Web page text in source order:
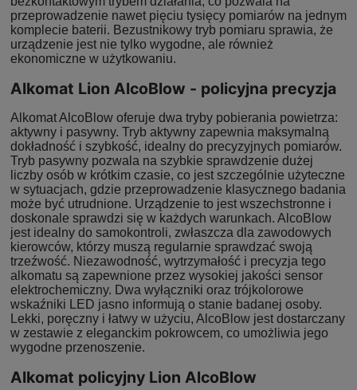
przeprowadzenie nawet pięciu tysięcy pomiarów na jednym
komplecie baterii. Bezustnikowy tryb pomiaru sprawia, że
urządzenie jest nie tylko wygodne, ale również
ekonomiczne w użytkowaniu.
Alkomat Lion AlcoBlow - policyjna precyzja
Alkomat AlcoBlow oferuje dwa tryby pobierania powietrza:
aktywny i pasywny. Tryb aktywny zapewnia maksymalną
dokładność i szybkość, idealny do precyzyjnych pomiarów.
Tryb pasywny pozwala na szybkie sprawdzenie dużej
liczby osób w krótkim czasie, co jest szczególnie użyteczne
w sytuacjach, gdzie przeprowadzenie klasycznego badania
może być utrudnione. Urządzenie to jest wszechstronne i
doskonale sprawdzi się w każdych warunkach. AlcoBlow
jest idealny do samokontroli, zwłaszcza dla zawodowych
kierowców, którzy muszą regularnie sprawdzać swoją
trzeźwość. Niezawodność, wytrzymałość i precyzja tego
alkomatu są zapewnione przez wysokiej jakości sensor
elektrochemiczny. Dwa wyłączniki oraz trójkolorowe
wskaźniki LED jasno informują o stanie badanej osoby.
Lekki, poręczny i łatwy w użyciu, AlcoBlow jest dostarczany
w zestawie z eleganckim pokrowcem, co umożliwia jego
wygodne przenoszenie.
Alkomat policyjny Lion AlcoBlow